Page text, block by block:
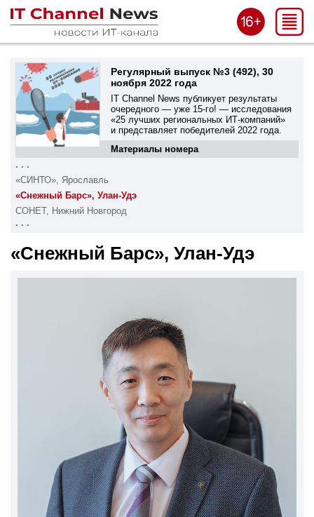
Регулярный выпуск №3 (492), 30
ноября 2022 года
IT Channel News публикует результаты
очередного — уже 15-го! — исследования
«25 лучших региональных ИТ-компаний»
и представляет победителей 2022 года.
Материалы номера
. . .
«СИНТО», Ярославль
«Снежный Барс», Улан-Удэ
СОНЕТ, Нижний Новгород
. . .
«Снежный Барс», Улан-Удэ